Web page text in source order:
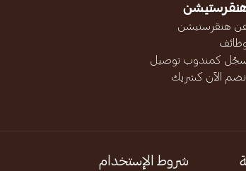
هنقرستيشن
كمندوب توصيل
انضم الآن كشريك
شروط الإستخدام